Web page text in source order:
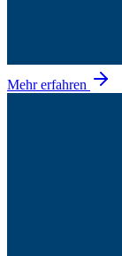
Mehr erfahren